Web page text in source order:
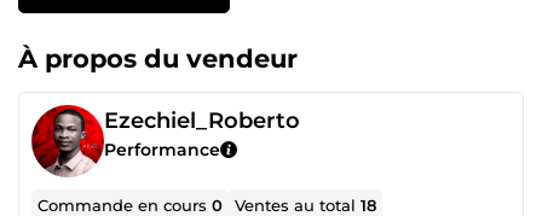
À propos du vendeur
Ezechiel_Roberto
Performance
Commande en cours0 Ventes au total18